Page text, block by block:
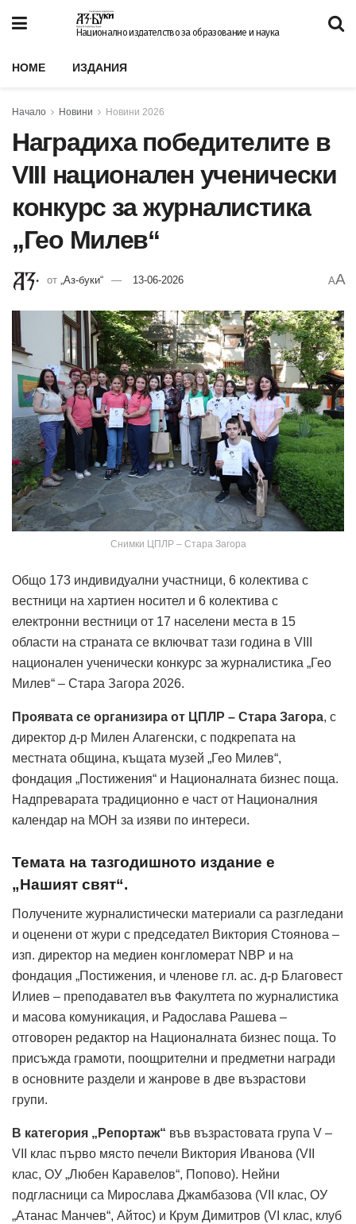
Национално издателство за образование и наука
HOME ИЗДАНИЯ
Начало Новини Новини 2026
Наградиха победителите в
VIII национален ученически
конкурс за журналистика
„Гео Милев“
от „Аз-буки“ 13-06-2026 AA
Снимки ЦПЛР – Стара Загора
Общо 173 индивидуални участници, 6 колектива с
вестници на хартиен носител и 6 колектива с
електронни вестници от 17 населени места в 15
области на страната се включват тази година в VIII
национален ученически конкурс за журналистика „Гео
Милев“ – Стара Загора 2026.
Проявата се организира от ЦПЛР – Стара Загора, с
директор д-р Милен Алагенски, с подкрепата на
местната община, къщата музей „Гео Милев“,
фондация „Постижения“ и Националната бизнес поща.
Надпреварата традиционно е част от Националния
календар на МОН за изяви по интереси.
Темата на тазгодишното издание е
„Нашият свят“.
Получените журналистически материали са разгледани
и оценени от жури с председател Виктория Стоянова –
изп. директор на медиен конгломерат NBP и на
фондация „Постижения, и членове гл. ас. д-р Благовест
Илиев – преподавател във Факултета по журналистика
и масова комуникация, и Радослава Рашева –
отговорен редактор на Националната бизнес поща. То
присъжда грамоти, поощрителни и предметни награди
в основните раздели и жанрове в две възрастови
групи.
В категория „Репортаж“ във възрастовата група V –
VII клас първо място печели Виктория Иванова (VII
клас, ОУ „Любен Каравелов“, Попово). Нейни
подгласници са Мирослава Джамбазова (VII клас, ОУ
„Атанас Манчев“, Айтос) и Крум Димитров (VI клас, клуб